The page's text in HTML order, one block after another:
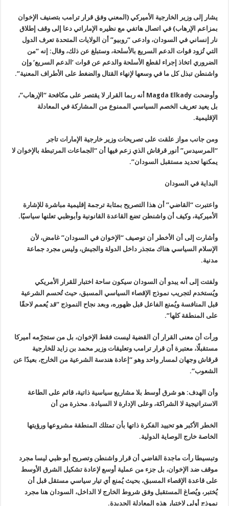
يشار إلى وزير الخارجية الأميركي (المعني وفق قرار ترامب بتصنيف الإخوان
بمزاعم الإرهاب) في اتصال هاتفي مع نظيره الإماراتي دعا إلى وقف إطلاق
نار إنساني في السودان، وادعى “روبيو” أن الولايات المتحدة تعرف الدول
التي تُزود قوات الدعم السريع بالأسلحة، وستبلغ عن ذلك، وقال: إنه “من
الضروري اتخاذ إجراء لقطع الأسلحة والدعم عن قوات ’الدعم السريع‘ وإن
واشنطن تبذل كل ما في وسعها لإنهاء القتال والضغط على الأطراف المعنية”.
وأوضحت ‏Magda Elkady أنه ربما القرار لا يقتصر على مكافحة “الإرهاب”،
بل يعيد تعريف الخصم السياسي الممنوع من المشاركة في المعادلة
الإقليمية.
ومن جانب مواز علقت على تصريحات وزير خارجية الإمارات تاجر
“المرسيدس” أنور قرقاش الذي زعم فيها أن “الجماعات المرتبطة بالإخوان لا
يمكنها تحديد مستقبل السودان”.
البداية في السودان
واعتبرت “القاضي” أن هذا التصريح بمثابة ترجمة إقليمية مباشرة للإشارة
الأميركية، وكيف أن واشنطن تضع القاعدة القانونية وأبوظبي تعلنها سياسيًا.
وأشارت إلى أن الأخطر أن توصيف “الإخوان في السودان” غامض، لأن
الإسلام السياسي هناك متجذر داخل الدولة والجيش، وليس مجرد جماعة
مدنية.
ولفتت إلى أنه يبدو أن السودان سيكون ساحة اختبار للقرار الأمريكي
ويُستخدم لتجريب نموذج الإقصاء السياسي المسبق، حيث تُحسم الشرعية
قبل المنافسة ويُمنع الفاعل قبل ظهوره، وبعد نجاح النموذج “قد يُعمم لاحقًا
على المنطقة كلها”.
ورأت أن معنى القرار أن القضية ليست فقط الإخوان، بل من ستجرّمه أميركا
مستقبلًا، معتبرة أن قرار ترامب وتعليقات وزير محمد بن زايد للخارجية
قرقاش وجهان لمسار واحد وهو “إعادة هندسة الشرعية من الخارج، بعيدًا عن
الشعوب“.
وأن الهدف: هو شرق أوسط بلا مشاريع سياسية ذاتية، قائم على الطاعة
الاستراتيجية لا الشراكة، وعلى الإدارة لا السيادة. محذرة من أن
الخطر الأكبر هو تحييد الفكرة ذاتها بأن تمتلك المنطقة مشروعها ورؤيتها
الخاصة خارج الوصاية الدولية.
وتبسيطا رأت ماجدة القاضي أن قرار واشنطن وتصريح أبو ظبي ليسا مجرد
موقف ضد الإخوان، بل جزء من عملية أوسع لإعادة تشكيل الشرق الأوسط
على قاعدة الإقصاء المسبق، بحيث يُمنع أي تيار سياسي مستقل قبل أن
يُختبر، ويُصاغ المستقبل وفق شروط الخارج لا الداخل، السودان هنا مجرد
نموذج أولي لاختبار هذه المعادلة الجديدة.